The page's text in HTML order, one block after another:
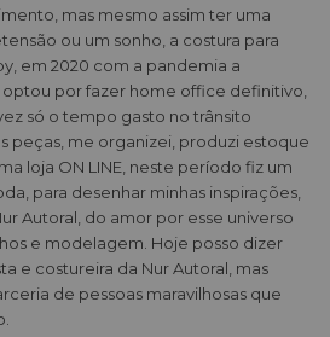
mas mesmo assim ter uma
ou um sonho, a costura para
em 2020 com a pandemia a
por fazer home office definitivo,
só o tempo gasto no trânsito
peças, me organizei, produzi estoque
loja ON LINE, neste período fiz um
para desenhar minhas inspirações,
Autoral, do amor por esse universo
e modelagem. Hoje posso dizer
e costureira da Nur Autoral, mas
de pessoas maravilhosas que